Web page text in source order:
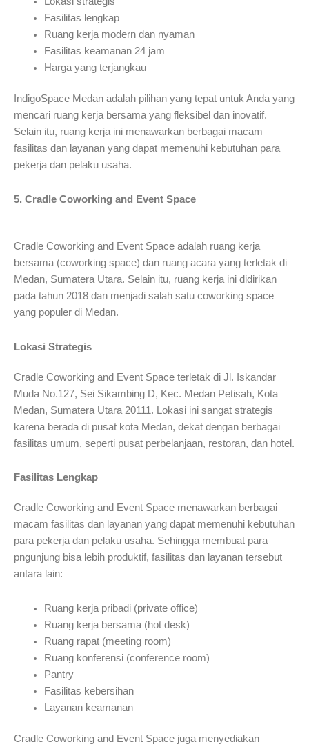
Fasilitas lengkap
Ruang kerja modern dan nyaman
Fasilitas keamanan 24 jam
Harga yang terjangkau
IndigoSpace Medan adalah pilihan yang tepat untuk Anda yang
mencari ruang kerja bersama yang fleksibel dan inovatif.
Selain itu, ruang kerja ini menawarkan berbagai macam
fasilitas dan layanan yang dapat memenuhi kebutuhan para
pekerja dan pelaku usaha.
5. Cradle Coworking and Event Space
Cradle Coworking and Event Space adalah ruang kerja
bersama (coworking space) dan ruang acara yang terletak di
Medan, Sumatera Utara. Selain itu, ruang kerja ini didirikan
pada tahun 2018 dan menjadi salah satu coworking space
yang populer di Medan.
Lokasi Strategis
Cradle Coworking and Event Space terletak di Jl. Iskandar
Muda No.127, Sei Sikambing D, Kec. Medan Petisah, Kota
Medan, Sumatera Utara 20111. Lokasi ini sangat strategis
karena berada di pusat kota Medan, dekat dengan berbagai
fasilitas umum, seperti pusat perbelanjaan, restoran, dan hotel.
Fasilitas Lengkap
Cradle Coworking and Event Space menawarkan berbagai
macam fasilitas dan layanan yang dapat memenuhi kebutuhan
para pekerja dan pelaku usaha. Sehingga membuat para
pngunjung bisa lebih produktif, fasilitas dan layanan tersebut
antara lain:
Ruang kerja pribadi (private office)
Ruang kerja bersama (hot desk)
Ruang rapat (meeting room)
Ruang konferensi (conference room)
Pantry
Fasilitas kebersihan
Layanan keamanan
Cradle Coworking and Event Space juga menyediakan